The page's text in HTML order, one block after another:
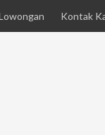
Kontak